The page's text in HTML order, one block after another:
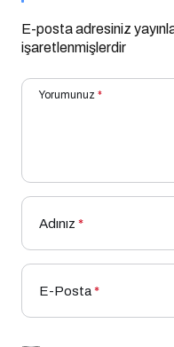
E-posta adresiniz
işaretlenmişlerdir
Yorumunuz *
Adınız *
E-Posta*